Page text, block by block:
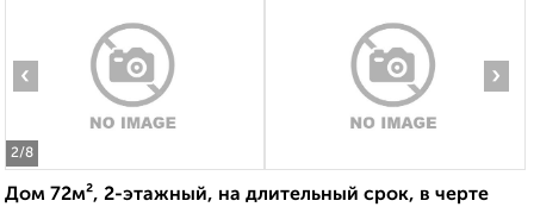
2/8
‹ ›
Дом 72м², 2-этажный, на длительный срок, в черте